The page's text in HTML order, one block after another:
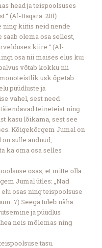
head ja teispoolsuses
(Al-Baqara: 201)
ning kiitis neid nende
olema osa sellest,
kiire.“ (Al-
osa nii maises elus kui
võtab kokku nii
usk õpetab
püüdluste ja
vahel, sest need
teineteist ning
kasu lõikama, sest see
Kõigekõrgem Jumal on
sulle andnud,
ka oma osa selles
osas, et mitte olla
Jumal ütles: „Nad
osas ning teispoolsuse
7) Seega tuleb näha
ja püüdlus
neis mõlemas ning
tasu.